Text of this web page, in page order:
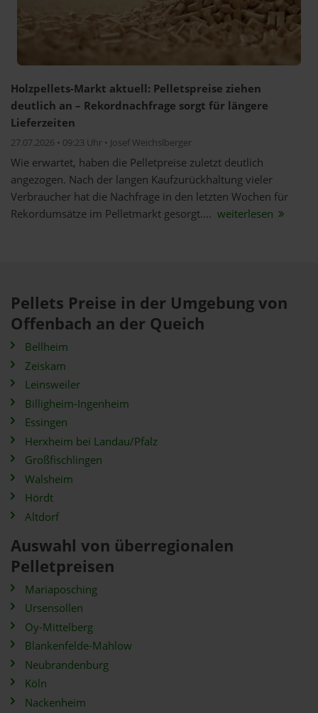
Holzpellets-Markt aktuell: Pelletspreise ziehen
deutlich an – Rekordnachfrage sorgt für längere
Lieferzeiten
27.07.2026 • 09:23 Uhr • Josef Weichslberger
Wie erwartet, haben die Pelletpreise zuletzt deutlich
angezogen. Nach der langen Kaufzurückhaltung vieler
Verbraucher hat die Nachfrage in den letzten Wochen für
Rekordumsätze im Pelletmarkt gesorgt.... weiterlesen
Pellets Preise in der Umgebung von
Offenbach an der Queich
Bellheim
Zeiskam
Leinsweiler
Billigheim-Ingenheim
Essingen
Herxheim bei Landau/Pfalz
Großfischlingen
Walsheim
Hördt
Altdorf
Auswahl von überregionalen
Pelletpreisen
Mariaposching
Ursensollen
Oy-Mittelberg
Blankenfelde-Mahlow
Neubrandenburg
Köln
Nackenheim